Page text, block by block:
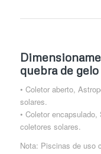
quebra de
• Coletor aberto,
solares.
• Coletor
coletores solares.
Nota: Piscinas de uso